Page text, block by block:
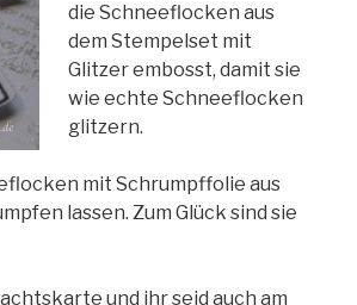
die Schneeflocken aus
dem Stempelset mit
Glitzer embosst, damit sie
wie echte Schneeflocken
glitzern.
mit Schrumpffolie aus
lassen. Zum Glück sind sie
und ihr seid auch am